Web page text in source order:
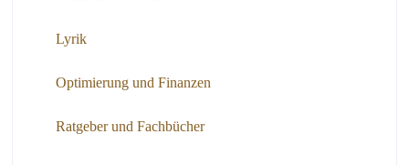
Lyrik
Optimierung und Finanzen
Ratgeber und Fachbücher